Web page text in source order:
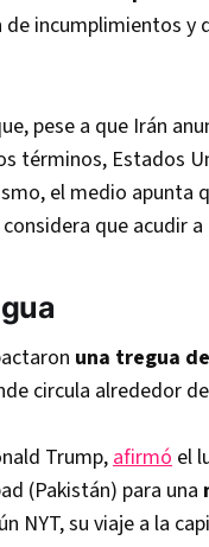
incumplimientos y
pese a que Irán
términos, Estados
el medio apunta
que acudir
una tregua
circula alrededor
Trump,afirmó el
(Pakistán) para una
NYT, su viaje a la